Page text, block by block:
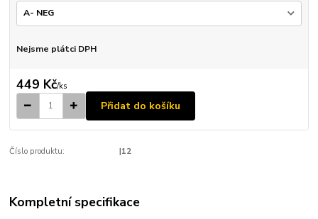
Nejsme plátci DPH
449 Kč/ks
Přidat do košíku
Číslo produktu: |12
Kompletní specifikace